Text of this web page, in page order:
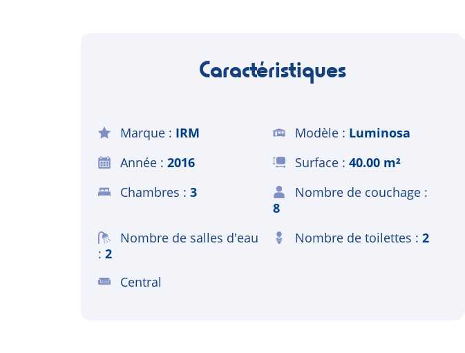
Caractéristiques
Marque IRM Modèle
Luminosa
Année
2016 Surface
40.00 m²
Chambres
3
Nombre de couchage
8
Nombre de salles d'eau
2
Nombre de toilettes 2
Central